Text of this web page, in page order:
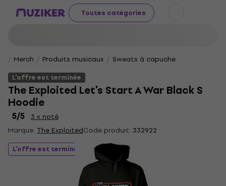
Toutes catégories
Merch Produits musicaux
Sweats à capuche
L'offre est terminée
The Exploited Let's Start A War Black S
Hoodie
5/5
3 x noté
Marque: The ExploitedCode produit: 332922
L'offre est terminée